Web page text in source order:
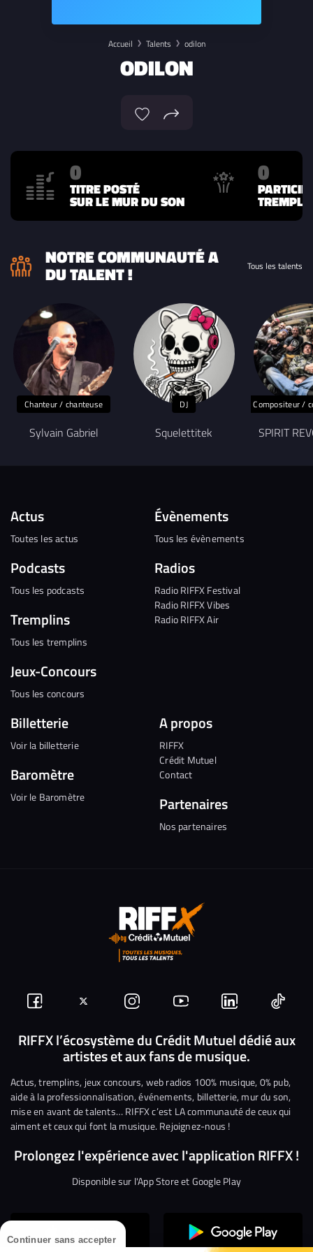
Continuer sans accepter
Accueil Talents odilon
ODILON
0
TITRE POSTÉ
SUR LE MUR DU SON
0
NOTRE COMMUNAUTÉ A
DU TALENT ! Tous les talents
Chanteur / chanteuse
Sylvain Gabriel
DJ
Squelettitek
Compositeur /
SPIRIT
Actus
Toutes les actus
Podcasts
Tous les podcasts
Tremplins
Tous les tremplins
Jeux-Concours
Tous les concours
Évènements
Tous les évènements
Radios
Radio RIFFX Festival
Radio RIFFX Vibes
Radio RIFFX Air
Billetterie
Voir la billetterie
Baromètre
Voir le Baromètre
A propos
RIFFX
Crédit Mutuel
Contact
Partenaires
Nos partenaires
Suivez-
nous
Facebook
Suivez-
nous
sur
Twitter
Nous
rejoindre
sur
Instagram
Nous
rejoindre
sur
YouTube
Nous
rejoindre
sur
Linkedin
Nous
RIFFX l’écosystème du Crédit Mutuel dédié aux
artistes et aux fans de musique.
Actus, tremplins, jeux concours, web radios 100% musique, 0% pub,
aide à la professionnalisation, événements, billetterie, mur du son,
mise en avant de talents… RIFFX c’est LA communauté de ceux qui
aiment et ceux qui font la musique. Rejoignez-nous !
Prolongez l'expérience avec l'application RIFFX !
Disponible sur l'App Store et Google Play